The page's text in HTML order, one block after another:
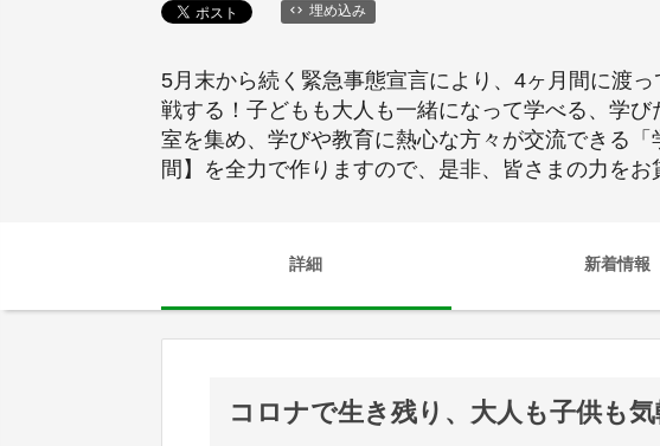
埋め込み
5月末から続く緊急事態宣言により、4ヶ月間に渡
戦する！子どもも大人も一緒になって学べる、学
室を集め、学びや教育に熱心な方々が交流できる
間】を全力で作りますので、是非、皆さまの力をお
詳細 新着情報
コロナで生き残り、大人も子供も